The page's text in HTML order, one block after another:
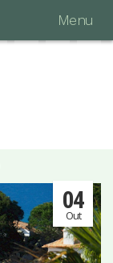
Menu
04
Out